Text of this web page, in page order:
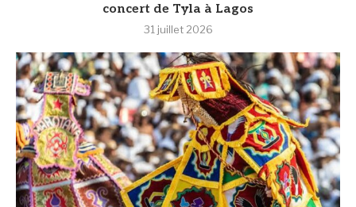
concert de Tyla à Lagos
31 juillet 2026